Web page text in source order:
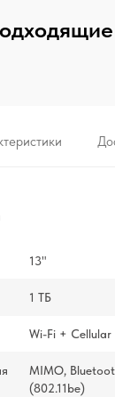
13"
1 ТБ
Wi-Fi + Cellular
MIMO,
(802.11be)